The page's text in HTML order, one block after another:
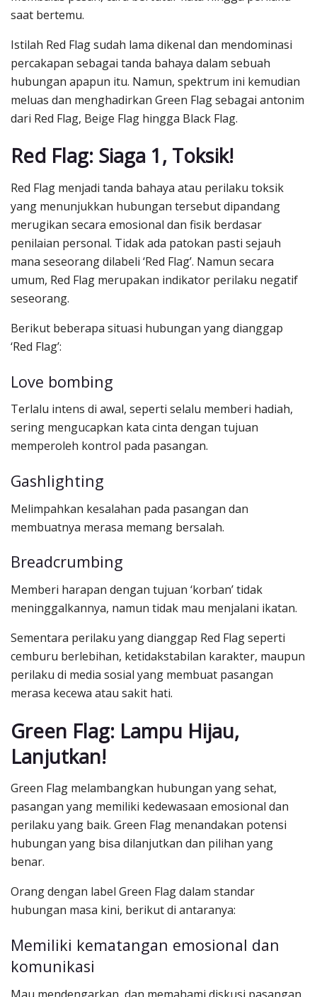
saat bertemu.
Istilah Red Flag sudah lama dikenal dan mendominasi
percakapan sebagai tanda bahaya dalam sebuah
hubungan apapun itu. Namun, spektrum ini kemudian
meluas dan menghadirkan Green Flag sebagai antonim
dari Red Flag, Beige Flag hingga Black Flag.
Red Flag: Siaga 1, Toksik!
Red Flag menjadi tanda bahaya atau perilaku toksik
yang menunjukkan hubungan tersebut dipandang
merugikan secara emosional dan fisik berdasar
penilaian personal. Tidak ada patokan pasti sejauh
mana seseorang dilabeli ‘Red Flag’. Namun secara
umum, Red Flag merupakan indikator perilaku negatif
seseorang.
Berikut beberapa situasi hubungan yang dianggap
‘Red Flag’:
Love bombing
Terlalu intens di awal, seperti selalu memberi hadiah,
sering mengucapkan kata cinta dengan tujuan
memperoleh kontrol pada pasangan.
Gashlighting
Melimpahkan kesalahan pada pasangan dan
membuatnya merasa memang bersalah.
Breadcrumbing
Memberi harapan dengan tujuan ‘korban’ tidak
meninggalkannya, namun tidak mau menjalani ikatan.
Sementara perilaku yang dianggap Red Flag seperti
cemburu berlebihan, ketidakstabilan karakter, maupun
perilaku di media sosial yang membuat pasangan
merasa kecewa atau sakit hati.
Green Flag: Lampu Hijau,
Lanjutkan!
Green Flag melambangkan hubungan yang sehat,
pasangan yang memiliki kedewasaan emosional dan
perilaku yang baik. Green Flag menandakan potensi
hubungan yang bisa dilanjutkan dan pilihan yang
benar.
Orang dengan label Green Flag dalam standar
hubungan masa kini, berikut di antaranya:
Memiliki kematangan emosional dan
komunikasi